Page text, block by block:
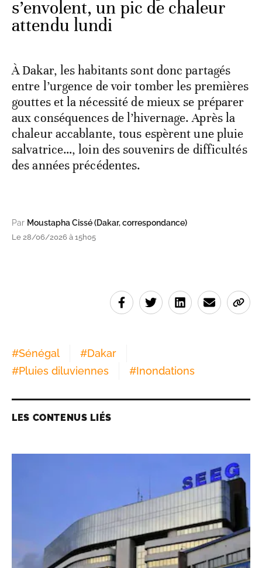
s’envolent, un pic de chaleur
attendu lundi
À Dakar, les habitants sont donc partagés
entre l’urgence de voir tomber les premières
gouttes et la nécessité de mieux se préparer
aux conséquences de l’hivernage. Après la
chaleur accablante, tous espèrent une pluie
salvatrice…, loin des souvenirs de difficultés
des années précédentes.
Par Moustapha Cissé (Dakar, correspondance)
Le 28/06/2026 à 15h05
#Sénégal #Dakar
#Pluies diluviennes #Inondations
LES CONTENUS LIÉS